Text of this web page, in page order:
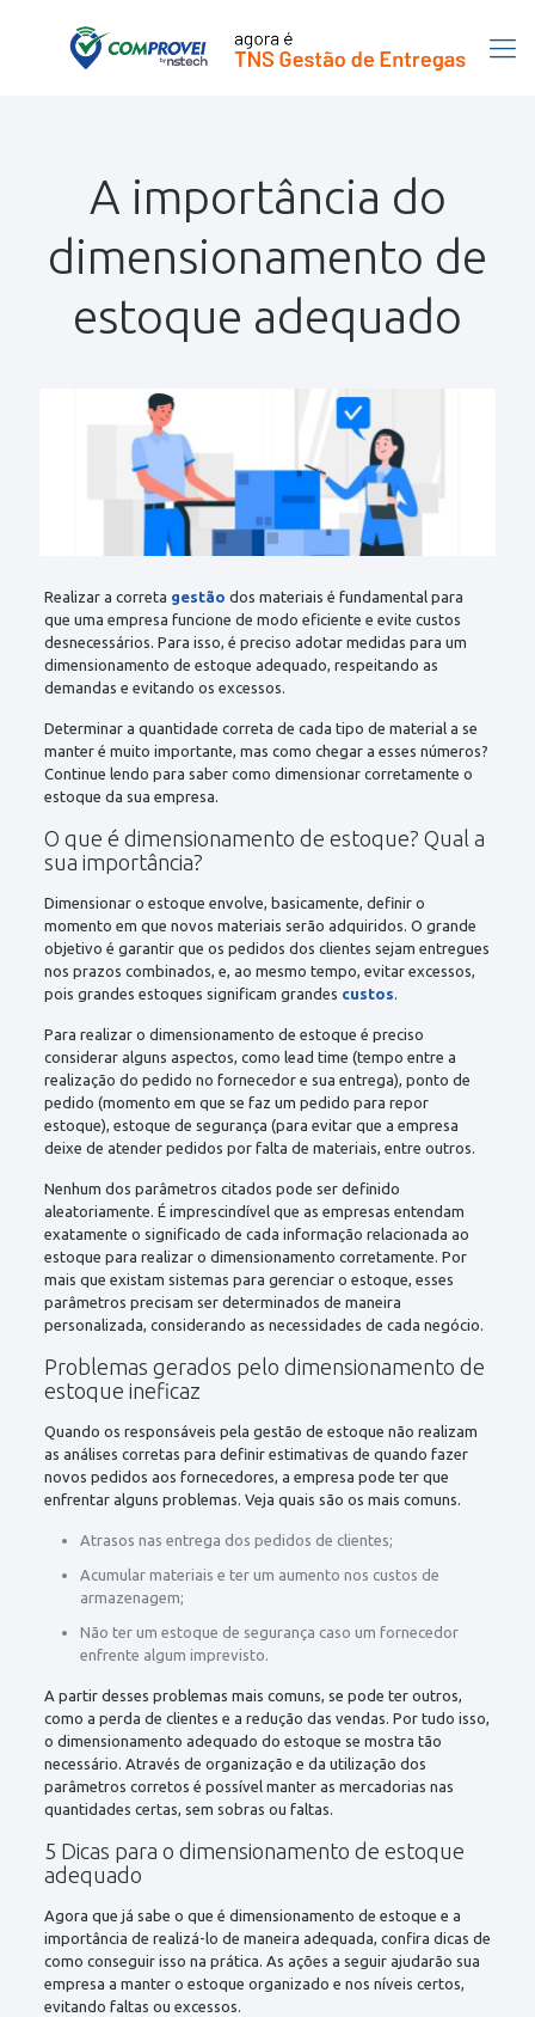
A importância do
dimensionamento de
estoque adequado
Realizar a correta gestão dos materiais é fundamental para
que uma empresa funcione de modo eficiente e evite custos
desnecessários. Para isso, é preciso adotar medidas para um
dimensionamento de estoque adequado, respeitando as
demandas e evitando os excessos.
Determinar a quantidade correta de cada tipo de material a se
manter é muito importante, mas como chegar a esses números?
Continue lendo para saber como dimensionar corretamente o
estoque da sua empresa.
O que é dimensionamento de estoque? Qual a
sua importância?
Dimensionar o estoque envolve, basicamente, definir o
momento em que novos materiais serão adquiridos. O grande
objetivo é garantir que os pedidos dos clientes sejam entregues
nos prazos combinados, e, ao mesmo tempo, evitar excessos,
pois grandes estoques significam grandes custos
Para realizar o dimensionamento de estoque é preciso
considerar alguns aspectos, como lead time (tempo entre a
realização do pedido no fornecedor e sua entrega), ponto de
pedido (momento em que se faz um pedido para repor
estoque), estoque de segurança (para evitar que a empresa
deixe de atender pedidos por falta de materiais, entre outros.
Nenhum dos parâmetros citados pode ser definido
aleatoriamente. É imprescindível que as empresas entendam
exatamente o significado de cada informação relacionada ao
estoque para realizar o dimensionamento corretamente. Por
mais que existam sistemas para gerenciar o estoque, esses
parâmetros precisam ser determinados de maneira
personalizada, considerando as necessidades de cada negócio.
Problemas gerados pelo dimensionamento de
estoque ineficaz
Quando os responsáveis pela gestão de estoque não realizam
as análises corretas para definir estimativas de quando fazer
novos pedidos aos fornecedores, a empresa pode ter que
enfrentar alguns problemas. Veja quais são os mais comuns.
Atrasos nas entrega dos pedidos de clientes;
Acumular materiais e ter um aumento nos custos de
armazenagem;
Não ter um estoque de segurança caso um fornecedor
enfrente algum imprevisto.
A partir desses problemas mais comuns, se pode ter outros,
como a perda de clientes e a redução das vendas. Por tudo isso,
o dimensionamento adequado do estoque se mostra tão
necessário. Através de organização e da utilização dos
parâmetros corretos é possível manter as mercadorias nas
quantidades certas, sem sobras ou faltas.
5 Dicas para o dimensionamento de estoque
adequado
Agora que já sabe o que é dimensionamento de estoque e a
importância de realizá-lo de maneira adequada, confira dicas de
como conseguir isso na prática. As ações a seguir ajudarão sua
empresa a manter o estoque organizado e nos níveis certos,
evitando faltas ou excessos.